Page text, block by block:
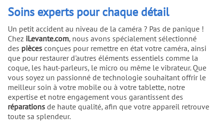
pour les plus audacieux,
Y28 4G. Que vous soyez à la
recherche de réparation rapide ou
que vous souhaitiez tout
simplement acheter des pièces
haut de gamme (piezas,
repuestos), notre boutique en
ligne vous invite à redécouvrir
votre tablet et mobile avec une
touche unique et décomplexée.
Soins experts pour chaque détail
Un petit accident au niveau de la caméra ? Pas de panique !
Chez iLevante.com, nous avons spécialement sélectionné
des pièces conçues pour remettre en état votre caméra, ainsi
que pour restaurer d'autres éléments essentiels comme la
coque, les haut-parleurs, le micro ou même le vibrateur. Que
vous soyez un passionné de technologie souhaitant offrir le
meilleur soin à votre mobile ou à votre tablette, notre
expertise et notre engagement vous garantissent des
réparations de haute qualité, afin que votre appareil retrouve
toute sa splendeur.